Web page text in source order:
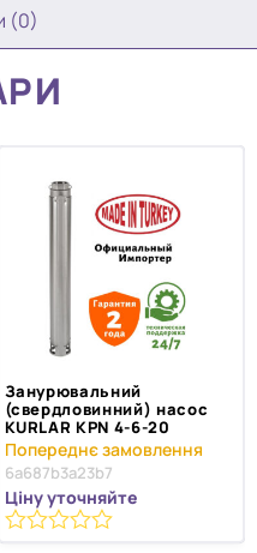
(0)
Занурювальний
(свердловинний) насос
KURLAR KPN 4-6-20
6a687b3a23b7
Ціну уточняйте